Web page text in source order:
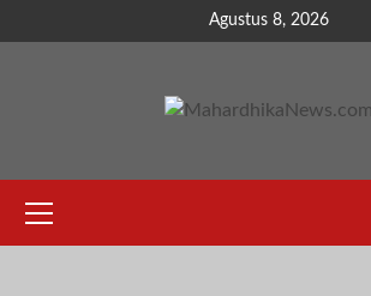
to
Agustus 8, 2026
Menu